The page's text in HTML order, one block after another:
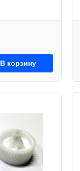
В корзину